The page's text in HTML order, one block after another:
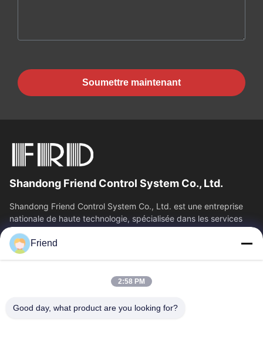
Soumettre maintenant
Shandong Friend Control System Co., Ltd.
Shandong Friend Control System Co., Ltd. est une entreprise
nationale de haute technologie, spécialisée dans les services
de R&D en...
Liens Rapides
A Propos De Nous
Visite D'usine
Contrôle De La Qualité
Friend
2:58 PM
Good day, what product are you looking for?